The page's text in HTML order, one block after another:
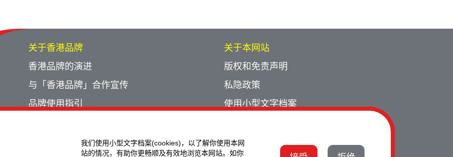
我们使用小型文字档案(cookies)，以了解你使用本网
站的情况，有助你更畅顺及有效地浏览本网站。如你
关于香港品牌
香港品牌的演进
与「香港品牌」合作宣传
品牌使用指引
关于本网站
版权和免责声明
私隐政策
使用小型文字档案
联络我们